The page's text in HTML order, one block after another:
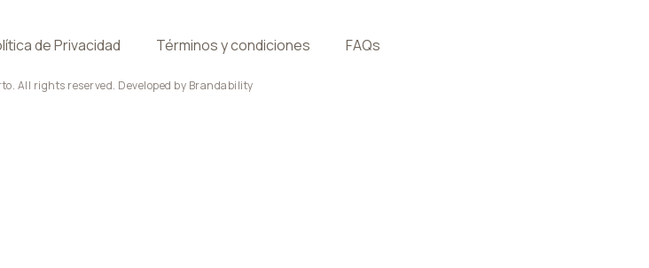
de Privacidad Términos y condiciones FAQs
All rights reserved. Developed by Brandability